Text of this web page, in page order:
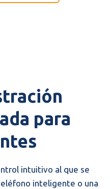
para
intuitivo al que se
inteligente o una